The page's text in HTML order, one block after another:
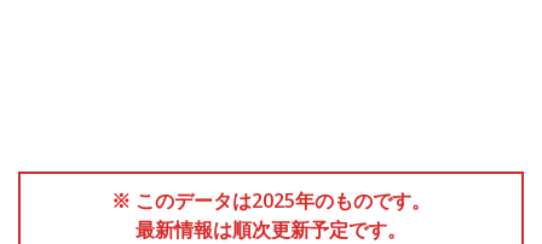
※ このデータは2025年のものです。
最新情報は順次更新予定です。